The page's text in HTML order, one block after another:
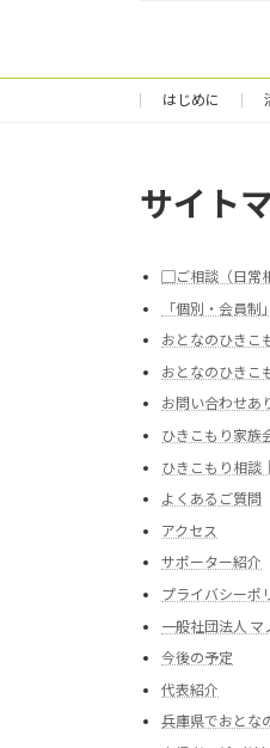
はじめに
サイト
▢ご相談（日常
「個別・会員制
おとなのひきこ
おとなのひきこ
お問い合わせあ
ひきこもり家族
ひきこもり相談
よくあるご質問
アクセス
サポーター紹介
プライバシーポ
一般社団法人
今後の予定
代表紹介
兵庫県でおとな